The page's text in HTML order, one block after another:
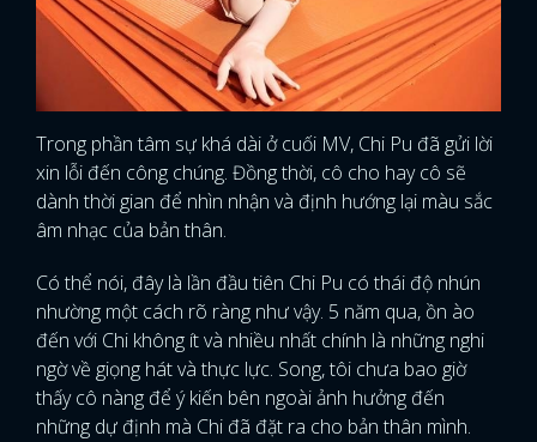
Trong phần tâm sự khá dài ở cuối MV, Chi Pu đã gửi lời
xin lỗi đến công chúng. Đồng thời, cô cho hay cô sẽ
dành thời gian để nhìn nhận và định hướng lại màu sắc
âm nhạc của bản thân.
Có thể nói, đây là lần đầu tiên Chi Pu có thái độ nhún
nhường một cách rõ ràng như vậy. 5 năm qua, ồn ào
đến với Chi không ít và nhiều nhất chính là những nghi
ngờ về giọng hát và thực lực. Song, tôi chưa bao giờ
thấy cô nàng để ý kiến bên ngoài ảnh hưởng đến
những dự định mà Chi đã đặt ra cho bản thân mình.